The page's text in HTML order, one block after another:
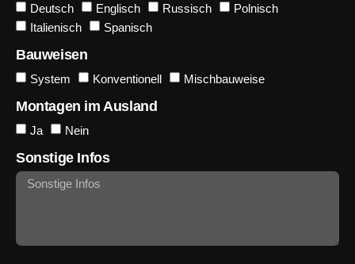
Deutsch Englisch Russisch
Polnisch
Italienisch
Spanisch
Bauweisen
System Konventionell Mischbauweise
Montagen im Ausland
Ja Nein
Sonstige Infos